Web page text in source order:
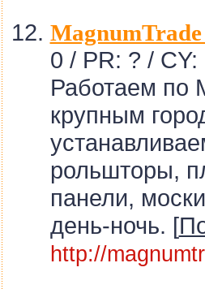
0 / PR: ? / CY:
Работаем по
крупным
рольшторы,
панели,
день-ночь. [
http://